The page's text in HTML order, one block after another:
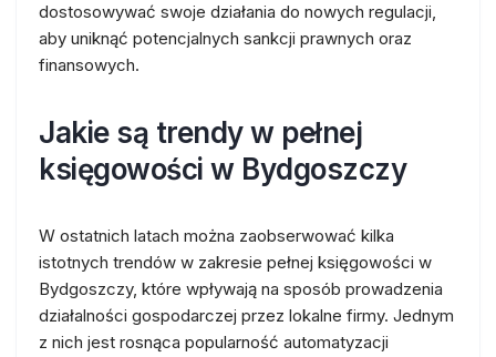
dostosowywać swoje działania do nowych regulacji,
aby uniknąć potencjalnych sankcji prawnych oraz
finansowych.
Jakie są trendy w pełnej
księgowości w Bydgoszczy
W ostatnich latach można zaobserwować kilka
istotnych trendów w zakresie pełnej księgowości w
Bydgoszczy, które wpływają na sposób prowadzenia
działalności gospodarczej przez lokalne firmy. Jednym
z nich jest rosnąca popularność automatyzacji